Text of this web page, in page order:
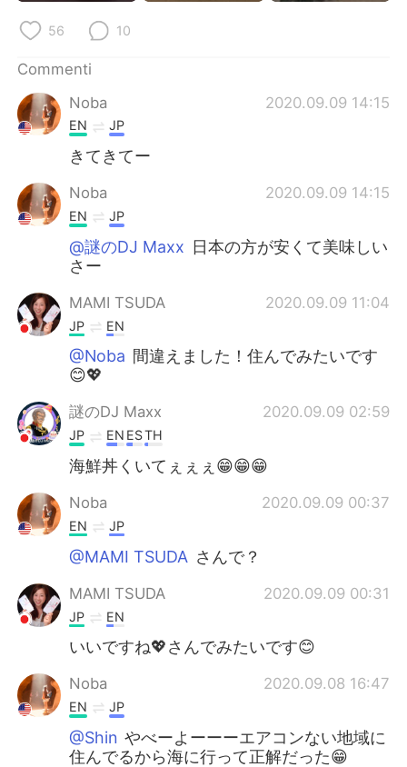
56 10
Commenti
Noba
2020.09.09 14:15
EN JP
きてきてー
Noba 2020.09.09 14:15
EN JP
@謎のDJ Maxx 日本の方が安くて美味しい
さー
MAMI TSUDA 2020.09.09 11:04
JP EN
@Noba 間違えました！住んでみたいです
😊💖
謎のDJ Maxx 2020.09.09 02:59
JP EN ESTH
海鮮丼くいてぇぇぇ😁😁😁
Noba 2020.09.09 00:37
EN JP
@MAMI TSUDA さんで？
MAMI TSUDA 2020.09.09 00:31
JP EN
いいですね💖さんでみたいです😊
Noba 2020.09.08 16:47
EN JP
@Shin やべーよーーーエアコンない地域に
住んでるから海に行って正解だった😁